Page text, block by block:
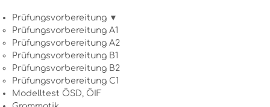
Prüfungsvorbereitung ▼
Prüfungsvorbereitung A1
Prüfungsvorbereitung A2
Prüfungsvorbereitung B1
Prüfungsvorbereitung B2
Prüfungsvorbereitung C1
Modelltest ÖSD, ÖIF